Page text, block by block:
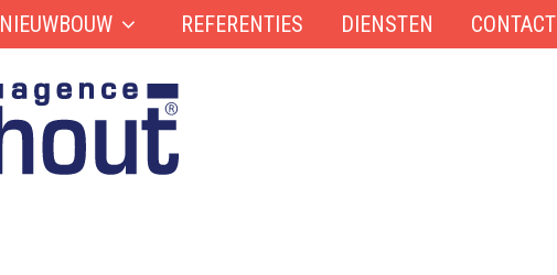
NIEUWBOUW REFERENTIES DIENSTEN CONTACT